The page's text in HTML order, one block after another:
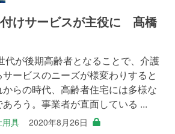
けサービスが主役に 髙橋
代が後期高齢者となることで、介護
ービスのニーズが様変わりすると
らの時代、高齢者住宅には多様な
ろう。事業者が直面している ...
用具 2020年8月26日